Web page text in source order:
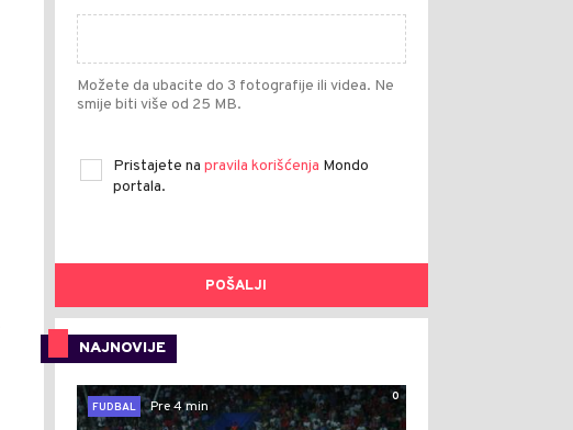
Možete da ubacite do 3 fotografije ili videa. Ne
smije biti više od 25 MB.
Pristajete na pravila korišćenja Mondo
portala.
POŠALJI
NAJNOVIJE
0
FUDBAL
Pre 4 min